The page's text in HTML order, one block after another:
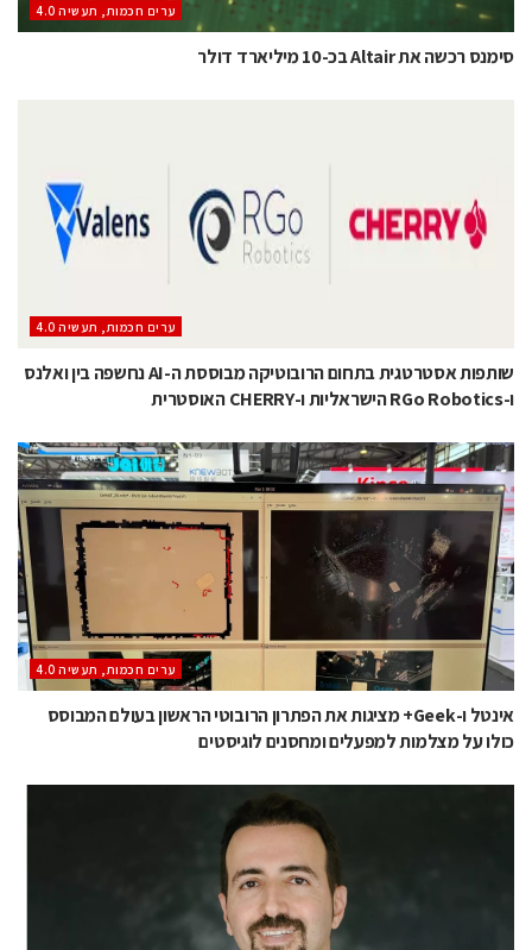
ערים חכמות, תעשיה 4.0
סימנס רכשה את Altair בכ-10 מיליארד דולר
ערים חכמות, תעשיה 4.0
שותפות אסטרטגית בתחום הרובוטיקה מבוססת ה-AI נחשפה בין ואלנס
ו-RGo Robotics הישראליות ו-CHERRY האוסטרית
ערים חכמות, תעשיה 4.0
אינטל ו-Geek+ מציגות את הפתרון הרובוטי הראשון בעולם המבוסס
כולו על מצלמות למפעלים ומחסנים לוגיסטים